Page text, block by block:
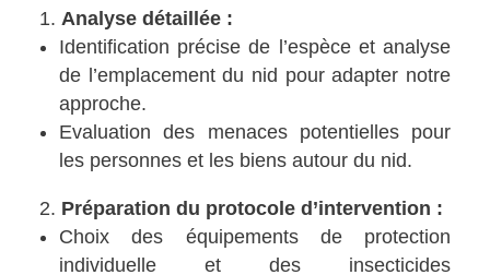
Analyse détaillée :
Identification précise de l’espèce et analyse
de l’emplacement du nid pour adapter notre
approche.
Evaluation des menaces potentielles pour
les personnes et les biens autour du nid.
Préparation du protocole d’intervention :
Choix des équipements de protection
individuelle et des insecticides